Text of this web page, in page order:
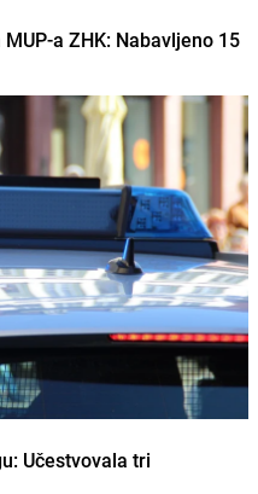
a ZHK: Nabavljeno 15
Učestvovala tri